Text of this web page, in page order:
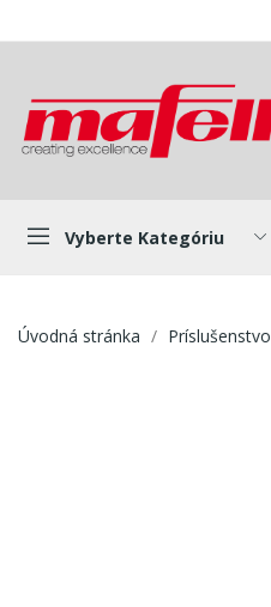
Vyberte Kategóriu
Úvodná stránka Príslušenstvo